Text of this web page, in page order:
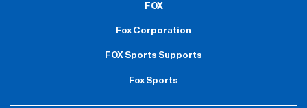
FOX
Fox Corporation
FOX Sports Supports
Fox Sports